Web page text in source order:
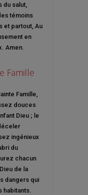
salut,
témoins
et partout, Au
en
Amen.
Famille
Famille,
douces
Dieu ; le
ingénieux
du
chacun
de la
dangers qui
habitants.